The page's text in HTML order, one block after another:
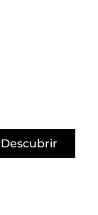
Descubrir